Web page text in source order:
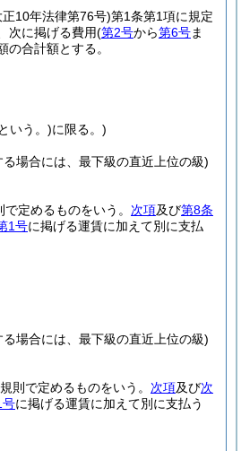
正10年法律第76号)第1条第1項に規定
次に掲げる費用(第2号から第6号ま
の合計額とする。
いう。)に限る。)
場合には、最下級の直近上位の級)
定めるものをいう。 次項及び第8条
1号に掲げる運賃に加えて別に支払
場合には、最下級の直近上位の級)
則で定めるものをいう。 次項及び次
号に掲げる運賃に加えて別に支払う